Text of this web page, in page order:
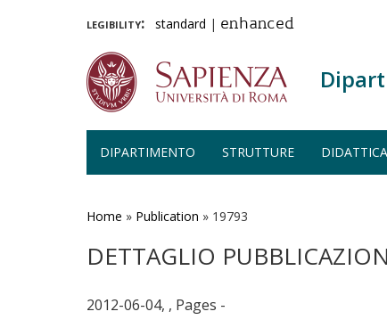
legibility: standard | enhanced
DIPARTIMENTO STRUTTURE DIDATTICA
Home » Publication » 19793
DETTAGLIO
2012-06-04, , Pages -